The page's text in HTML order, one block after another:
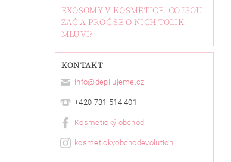
EXOSOMY V KOSMETICE: CO JSOU
ZAČ A PROČ SE O NICH TOLIK
MLUVÍ?
KONTAKT
info@depilujeme.cz
+420 731 514 401
Kosmetický obchod
kosmetickyobchodevolution